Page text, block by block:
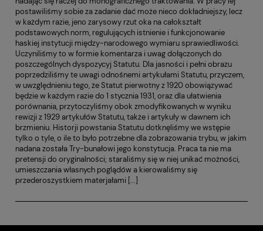
postawiliśmy sobie za zadanie dać może nieco dokładniejszy, lecz
w każdym razie, jeno zarysowy rzut oka na całokształt
podstawowych norm, regulujących istnienie i funkcjonowanie
haskiej instytucji między-narodowego wymiaru sprawiedliwości.
Uczyniliśmy to w formie komentarza i uwag dołączonych do
poszczególnych dyspozycyj Statutu. Dla jasności i pełni obrazu
poprzedziliśmy te uwagi odnośnemi artykułami Statutu, przyczem,
w uwzględnieniu tego, że Statut pierwotny z 1920 obowiązywać
będzie w każdym razie do 1 stycznia 1931, oraz dla ułatwienia
porównania, przytoczyliśmy obok zmodyfikowanych w wyniku
rewizji z 1929 artykułów Statutu, także i artykuły w dawnem ich
brzmieniu. Historji powstania Statutu dotknęliśmy we wstępie
tylko o tyle, o ile to było potrzebne dla zobrazowania trybu, w jakim
nadana została Try-bunałowi jego konstytucja. Praca ta nie ma
pretensji do oryginalności; staraliśmy się w niej unikać możności,
umieszczania własnych poglądów a kierowaliśmy się
przederoszystkiem materjałami [...]